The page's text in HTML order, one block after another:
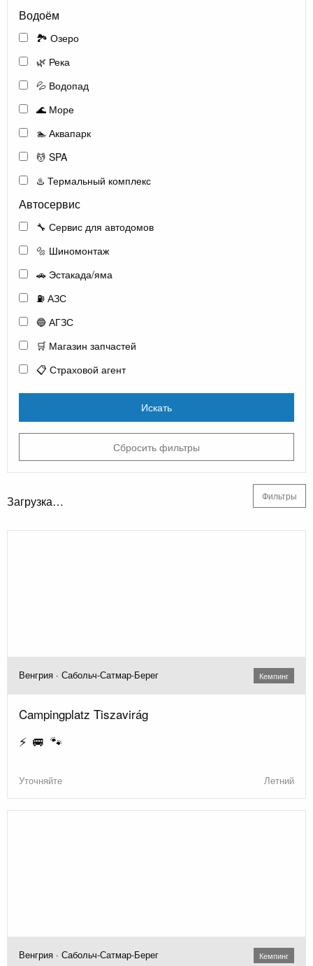
Водоём
🏞️ Озеро
🌿 Река
💦 Водопад
🌊 Море
🏊 Аквапарк
💆 SPA
♨️ Термальный комплекс
Автосервис
🔧 Сервис для автодомов
🔩 Шиномонтаж
🚗 Эстакада/яма
⛽ АЗС
🔵 АГЗС
🛒 Магазин запчастей
📋 Страховой агент
Искать
Сбросить фильтры
Загрузка… Фильтры
Венгрия · Сабольч-Сатмар-Берег Кемпинг
Campingplatz Tiszavirág
⚡ 🚐 🐾
Уточняйте Летний
Венгрия · Сабольч-Сатмар-Берег Кемпинг